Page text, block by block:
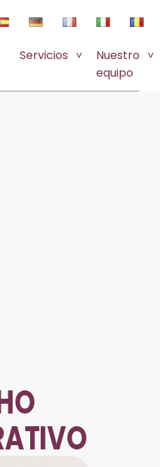
Servicios
Nuestro
equipo